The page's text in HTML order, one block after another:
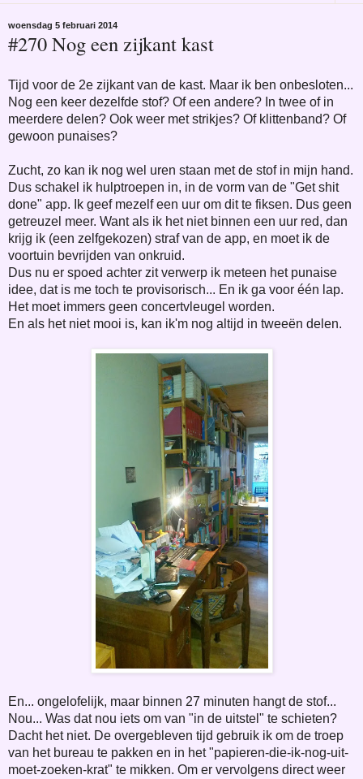
woensdag 5 februari 2014
#270 Nog een zijkant kast
Tijd voor de 2e zijkant van de kast. Maar ik ben onbesloten...
Nog een keer dezelfde stof? Of een andere? In twee of in
meerdere delen? Ook weer met strikjes? Of klittenband? Of
gewoon punaises?
Zucht, zo kan ik nog wel uren staan met de stof in mijn hand.
Dus schakel ik hulptroepen in, in de vorm van de "Get shit
done" app. Ik geef mezelf een uur om dit te fiksen. Dus geen
getreuzel meer. Want als ik het niet binnen een uur red, dan
krijg ik (een zelfgekozen) straf van de app, en moet ik de
voortuin bevrijden van onkruid.
Dus nu er spoed achter zit verwerp ik meteen het punaise
idee, dat is me toch te provisorisch... En ik ga voor één lap.
Het moet immers geen concertvleugel worden.
En als het niet mooi is, kan ik'm nog altijd in tweeën delen.
En... ongelofelijk, maar binnen 27 minuten hangt de stof...
Nou... Was dat nou iets om van "in de uitstel" te schieten?
Dacht het niet. De overgebleven tijd gebruik ik om de troep
van het bureau te pakken en in het "papieren-die-ik-nog-uit-
moet-zoeken-krat" te mikken. Om er vervolgens direct weer